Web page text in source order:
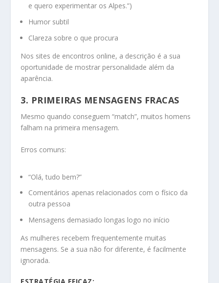
e quero experimentar os Alpes.”)
Humor subtil
Clareza sobre o que procura
Nos sites de encontros online, a descrição é a sua
oportunidade de mostrar personalidade além da
aparência.
3. PRIMEIRAS MENSAGENS FRACAS
Mesmo quando conseguem “match”, muitos homens
falham na primeira mensagem.
Erros comuns:
“Olá, tudo bem?”
Comentários apenas relacionados com o físico da
outra pessoa
Mensagens demasiado longas logo no início
As mulheres recebem frequentemente muitas
mensagens. Se a sua não for diferente, é facilmente
ignorada.
ESTRATÉGIA EFICAZ: